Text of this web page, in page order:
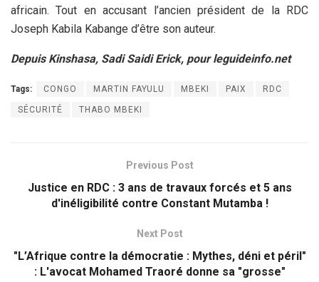
africain. Tout en accusant l’ancien président de la RDC
Joseph Kabila Kabange d’être son auteur.
Depuis Kinshasa, Sadi Saidi Erick, pour leguideinfo.net
Tags: CONGO MARTIN FAYULU MBEKI PAIX RDC
SÉCURITÉ THABO MBEKI
Previous Post
Justice en RDC : 3 ans de travaux forcés et 5 ans
d'inéligibilité contre Constant Mutamba !
Next Post
"L’Afrique contre la démocratie : Mythes, déni et péril"
: L'avocat Mohamed Traoré donne sa "grosse"